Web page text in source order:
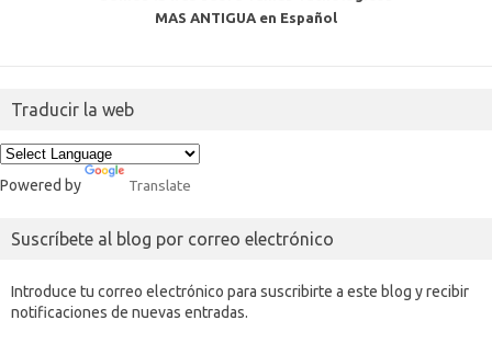
MAS ANTIGUA en Español
Traducir la web
Powered by Translate
Suscríbete al blog por correo electrónico
Introduce tu correo electrónico para suscribirte a este blog y recibir
notificaciones de nuevas entradas.